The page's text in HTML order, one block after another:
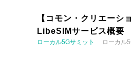
【コモン・クリエーシ
LibeSIMサービス概要
ローカル5Gサミット ローカル